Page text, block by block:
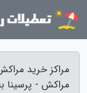
مراکش - پرسینا